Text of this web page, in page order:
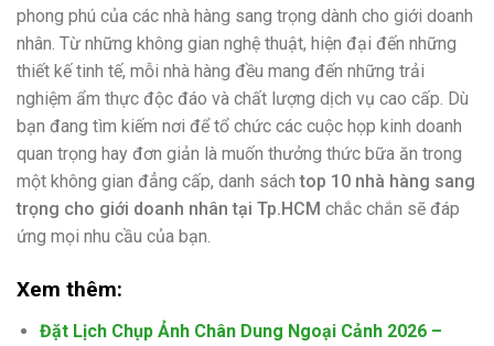
phong phú của các nhà hàng sang trọng dành cho giới doanh
nhân. Từ những không gian nghệ thuật, hiện đại đến những
thiết kế tinh tế, mỗi nhà hàng đều mang đến những trải
nghiệm ẩm thực độc đáo và chất lượng dịch vụ cao cấp. Dù
bạn đang tìm kiếm nơi để tổ chức các cuộc họp kinh doanh
quan trọng hay đơn giản là muốn thưởng thức bữa ăn trong
một không gian đẳng cấp, danh sáchtop 10 nhà hàng sang
trọng cho giới doanh nhân tại Tp.HCM chắc chắn sẽ đáp
ứng mọi nhu cầu của bạn.
Xem thêm:
Đặt Lịch Chụp Ảnh Chân Dung Ngoại Cảnh 2026 –